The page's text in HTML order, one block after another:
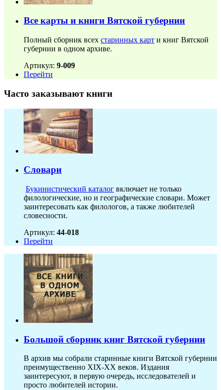
Все карты и книги Вятской губернии
Полный сборник всех старинных карт и книг Вятской
губернии в одном архиве.
Артикул: 9-009
Перейти
Часто заказывают книги
Словари
Букинистический каталог включает не только
филологические, но и географические словари. Может
заинтересовать как филологов, а также любителей
словесности.
Артикул: 44-018
Перейти
Большой сборник книг Вятской губернии
В архив мы собрали старинные книги Вятской губернии
преимущественно XIX-ХХ веков. Издания
заинтересуют, в первую очередь, исследователей и
просто любителей истории.